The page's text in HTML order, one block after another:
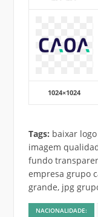
1024×1024
Tags: baixar
imagem
fundo
empresa grupo
grande, jpg
NACIONALIDADE: